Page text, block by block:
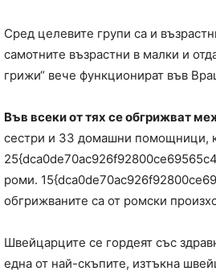
Сред целевите групи са и
самотните възрастни в малки и
грижи“ вече функционират във
Във всеки от тях се обгрижват
сестри и 33 домашни помощници,
роми.
обгрижваните са от ромски
Швейцарците се гордеят със
една от най-скъпите, изтъкна